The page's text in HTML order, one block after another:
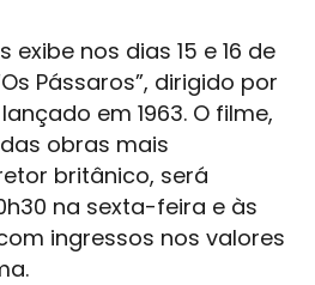
exibe nos dias 15 e 16 de
Pássaros”, dirigido por
em 1963. O filme,
obras mais
britânico, será
na sexta-feira e às
ingressos nos valores